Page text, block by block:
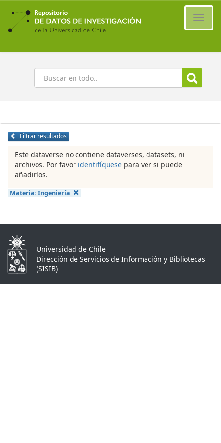
Ir
contenido
principal
Buscar
Filtrar resultados
Este dataverse no contiene dataverses, datasets, ni
archivos. Por favor identifíquese para ver si puede
añadirlos.
Materia: Ingeniería
Universidad de Chile
Dirección de Servicios de Información y Bibliotecas
(SISIB)